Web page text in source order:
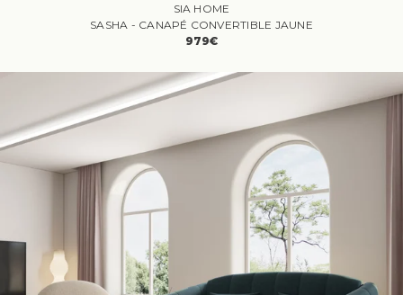
SIA HOME
SASHA - CANAPÉ CONVERTIBLE JAUNE
979€